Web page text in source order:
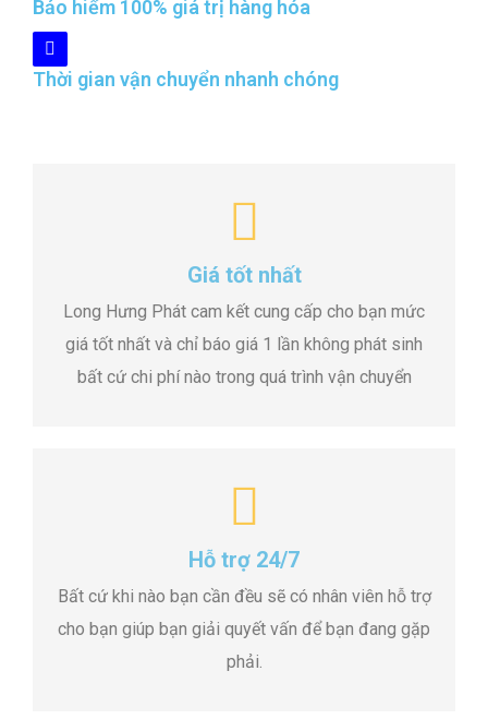
Bảo hiểm 100% giá trị hàng hóa
Thời gian vận chuyển nhanh chóng
Giá tốt nhất
Long Hưng Phát cam kết cung cấp cho bạn mức
giá tốt nhất và chỉ báo giá 1 lần không phát sinh
bất cứ chi phí nào trong quá trình vận chuyển
Hỗ trợ 24/7
Bất cứ khi nào bạn cần đều sẽ có nhân viên hỗ trợ
cho bạn giúp bạn giải quyết vấn để bạn đang gặp
phải.